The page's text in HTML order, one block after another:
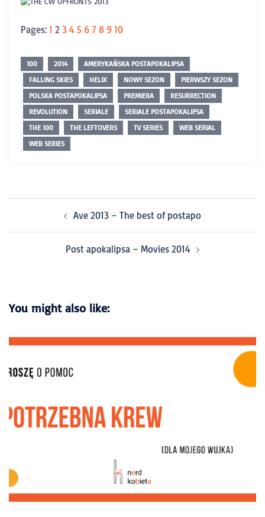
Pages: 1 2 3 4 5 6 7 8 9 10
100 2014
AMERYKAŃSKA POSTAPOKALIPSA
FALLING SKIES
HELIX NOWY SEZON
PIERWSZY SEZON
POLSKA POSTAPOKALIPSA
PREMIERA
RESURRECTION
REVOLUTION
SERIALE
SERIALE POSTAPOKALIPSA
THE 100
THE LEFTOVERS TV SERIES
WEB SERIAL
WEB SERIES
Ave 2013 – The best of postapo
Post apokalipsa – Movies 2014
You might also like: